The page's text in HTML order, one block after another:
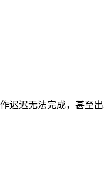
迟迟无法完成，甚至